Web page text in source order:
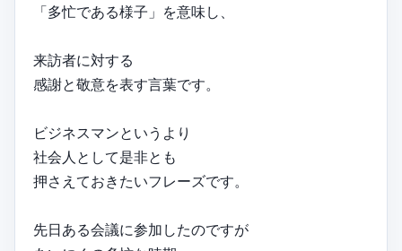
「多忙である様子」を意味し、
来訪者に対する
感謝と敬意を表す言葉です。
ビジネスマンというより
社会人として是非とも
押さえておきたいフレーズです。
先日ある会議に参加したのですが